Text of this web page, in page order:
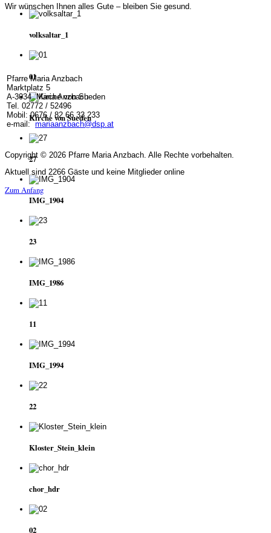
volksaltar_1
01
Kirche von Sueden
27
IMG_1904
23
IMG_1986
11
IMG_1994
22
Kloster_Stein_klein
chor_hdr
02
Wir wünschen Ihnen alles Gute – bleiben Sie gesund.
Pfarre Maria Anzbach
Marktplatz 5
A-3034 Maria Anzbach
Tel. 02772 / 52496
Mobil: 0676 / 82 66 33 233
e-mail: mariaanzbach@dsp.at
Copyright © 2026 Pfarre Maria Anzbach. Alle Rechte vorbehalten.
Aktuell sind 2266 Gäste und keine Mitglieder online
Zum Anfang